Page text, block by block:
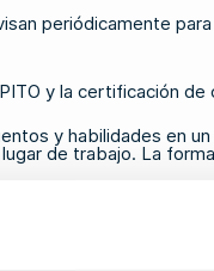
periódicamente
y la certificación
y habilidades en
de trabajo. La
como
y el aprendizaje,